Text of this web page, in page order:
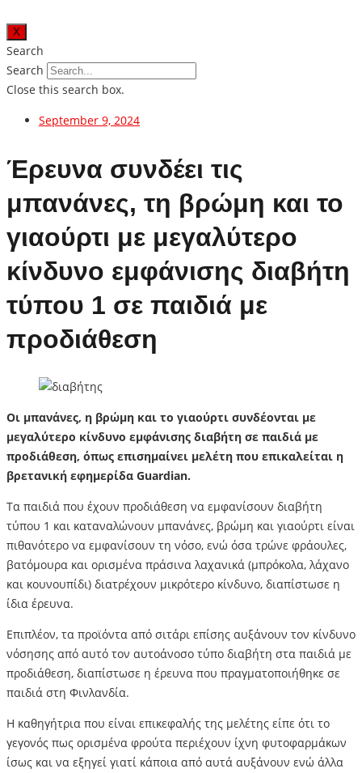
X
Search
Search
Close this search box.
September 9, 2024
Έρευνα συνδέει τις
μπανάνες, τη βρώμη και το
γιαούρτι με μεγαλύτερο
κίνδυνο εμφάνισης διαβήτη
τύπου 1 σε παιδιά με
προδιάθεση
Οι μπανάνες, η βρώμη και το γιαούρτι συνδέονται με
μεγαλύτερο κίνδυνο εμφάνισης διαβήτη σε παιδιά με
προδιάθεση, όπως επισημαίνει μελέτη που επικαλείται η
βρετανική εφημερίδα Guardian.
Τα παιδιά που έχουν προδιάθεση να εμφανίσουν διαβήτη
τύπου 1 και καταναλώνουν μπανάνες, βρώμη και γιαούρτι είναι
πιθανότερο να εμφανίσουν τη νόσο, ενώ όσα τρώνε φράουλες,
βατόμουρα και ορισμένα πράσινα λαχανικά (μπρόκολα, λάχανο
και κουνουπίδι) διατρέχουν μικρότερο κίνδυνο, διαπίστωσε η
ίδια έρευνα.
Επιπλέον, τα προϊόντα από σιτάρι επίσης αυξάνουν τον κίνδυνο
νόσησης από αυτό τον αυτοάνοσο τύπο διαβήτη στα παιδιά με
προδιάθεση, διαπίστωσε η έρευνα που πραγματοποιήθηκε σε
παιδιά στη Φινλανδία.
Η καθηγήτρια που είναι επικεφαλής της μελέτης είπε ότι το
γεγονός πως ορισμένα φρούτα περιέχουν ίχνη φυτοφαρμάκων
ίσως και να εξηγεί γιατί κάποια από αυτά αυξάνουν ενώ άλλα